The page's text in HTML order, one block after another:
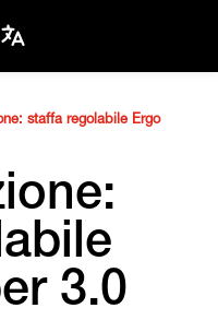
staffa regolabile Ergo
3.0